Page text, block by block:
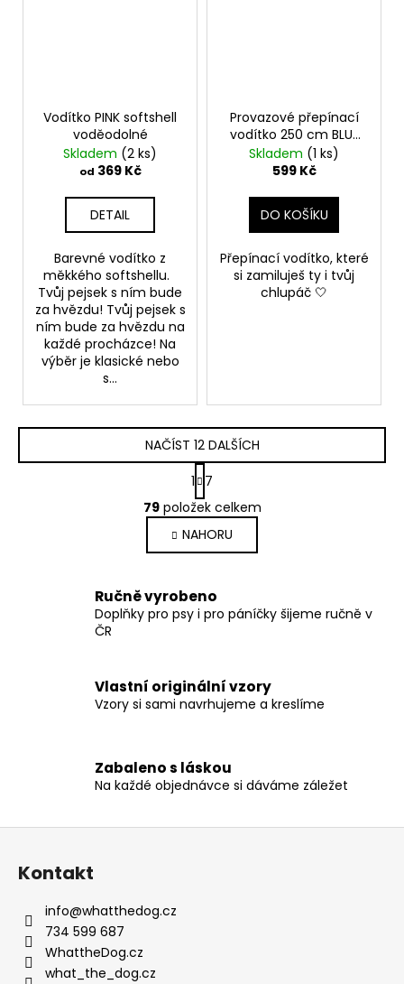
Vodítko PINK softshell
voděodolné
Skladem (2 ks)
od 369 Kč
DETAIL
Barevné vodítko z
měkkého softshellu.
Tvůj pejsek s ním bude
za hvězdu! Tvůj pejsek s
ním bude za hvězdu na
každé procházce! Na
výběr je klasické nebo
s...
Provazové přepínací
vodítko 250 cm BLUE
LAGOON
Skladem (1 ks)
599 Kč
DO KOŠÍKU
Přepínací vodítko, které
si zamiluješ ty i tvůj
chlupáč 🤍
O
v
l
á
a
c
r
v
v
ý
p
NAČÍST 12 DALŠÍCH
S
t
r
á
n
k
v
á
n
1
7
79položek celkem
NAHORU
Ručně vyrobeno
Doplňky pro psy i pro páníčky šijeme ručně v
ČR
Vlastní originální vzory
Vzory si sami navrhujeme a kreslíme
Zabaleno s láskou
Na každé objednávce si dáváme záležet
Kontakt
info@whatthedog.cz
734 599 687
WhattheDog.cz
what_the_dog.cz